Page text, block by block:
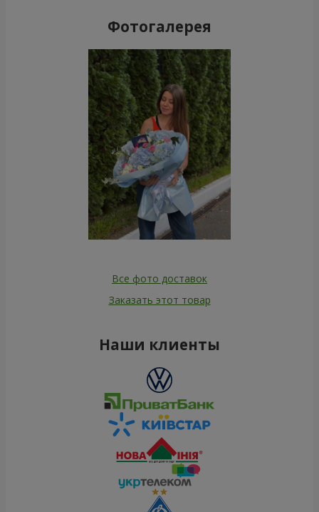
Фотогалерея
Все фото доставок
Заказать этот товар
Наши клиенты